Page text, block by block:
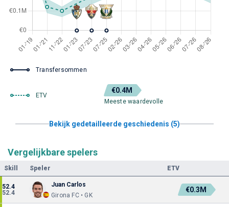
Transfersommen
ETV
€0.4M
Meeste waardevolle
Bekijk gedetailleerde geschiedenis (5)
Vergelijkbare spelers
Skill Speler ETV
52.4
52.4
Juan Carlos
Girona FC • GK
€0.3M